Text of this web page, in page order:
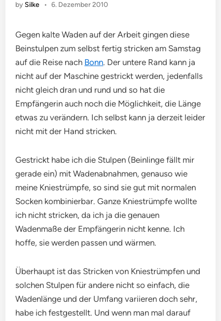
by Silke • 6. Dezember 2010
Gegen kalte Waden auf der Arbeit gingen diese
Beinstulpen zum selbst fertig stricken am Samstag
auf die Reise nach Bonn. Der untere Rand kann ja
nicht auf der Maschine gestrickt werden, jedenfalls
nicht gleich dran und rund und so hat die
Empfängerin auch noch die Möglichkeit, die Länge
etwas zu verändern. Ich selbst kann ja derzeit leider
nicht mit der Hand stricken.
Gestrickt habe ich die Stulpen (Beinlinge fällt mir
gerade ein) mit Wadenabnahmen, genauso wie
meine Kniestrümpfe, so sind sie gut mit normalen
Socken kombinierbar. Ganze Kniestrümpfe wollte
ich nicht stricken, da ich ja die genauen
Wadenmaße der Empfängerin nicht kenne. Ich
hoffe, sie werden passen und wärmen.
Überhaupt ist das Stricken von Kniestrümpfen und
solchen Stulpen für andere nicht so einfach, die
Wadenlänge und der Umfang variieren doch sehr,
habe ich festgestellt. Und wenn man mal darauf